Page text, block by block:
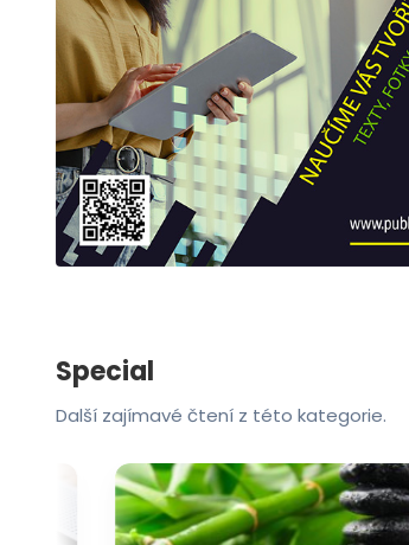
galerie: cviky
Special
Další zajímavé čtení z této kategorie.